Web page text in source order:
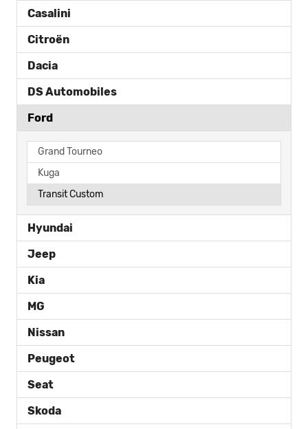
Casalini
Citroën
Dacia
DS Automobiles
Ford
Grand Tourneo
Kuga
Transit Custom
Hyundai
Jeep
Kia
MG
Nissan
Peugeot
Seat
Skoda